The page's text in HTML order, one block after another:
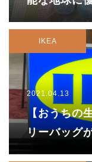
ッグを楽し
IKEA
2021.04.13
【おうちの
リーバッグ
いしました